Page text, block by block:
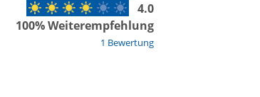
1 Bewertung
4.0
100% Weiterempfehlung